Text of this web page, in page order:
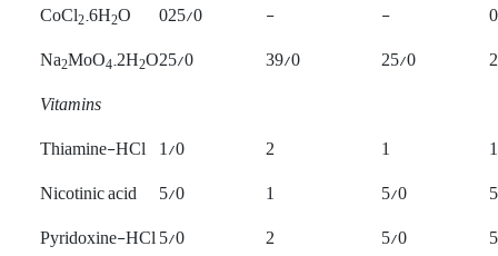
CoCl2.6H2O 025/0 - -
Na2MoO4.2H2O25/0 39/0 25/0
Vitamins
Thiamine-HCl 1/0 2 1
Nicotinic acid
5/0 1 5/0
Pyridoxine-HCl5/0 2 5/0